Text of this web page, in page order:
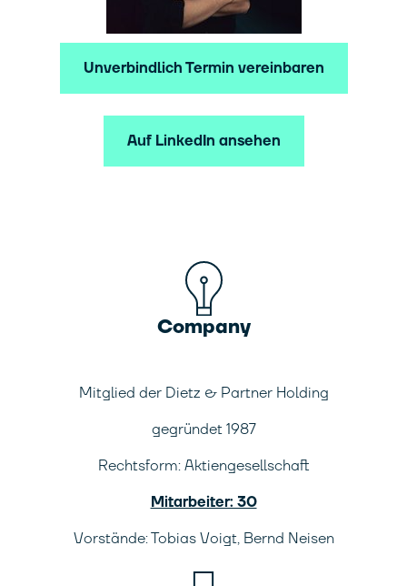
Unverbindlich Termin vereinbaren
Auf LinkedIn ansehen
Company
Mitglied der Dietz & Partner Holding
gegründet 1987
Rechtsform: Aktiengesellschaft
Mitarbeiter: 30
Vorstände: Tobias Voigt, Bernd Neisen